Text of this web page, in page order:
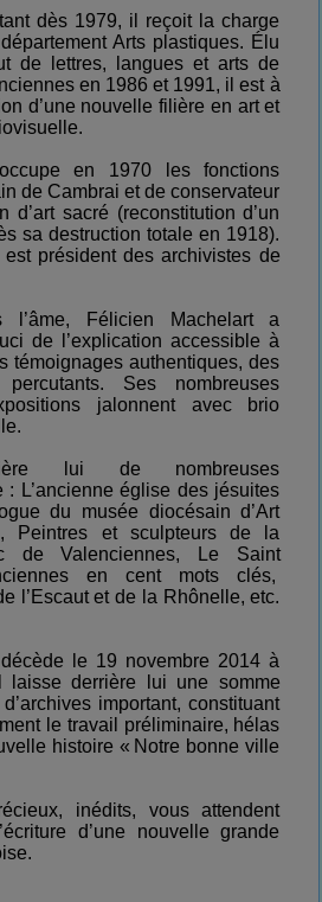
dès 1979, il reçoit la charge
Arts plastiques. Élu
de lettres, langues et arts de
en 1986 et 1991, il est à
d’une nouvelle filière en art et
en 1970 les fonctions
de Cambrai et de conservateur
d’art sacré (reconstitution d’un
sa destruction totale en 1918).
président des archivistes de
l’âme, Félicien Machelart a
de l’explication accessible à
témoignages authentiques, des
Ses nombreuses
jalonnent avec brio
lui de nombreuses
: L’ancienne église des jésuites
du musée diocésain d’Art
Peintres et sculpteurs de la
de Valenciennes, Le Saint
en cent mots clés,
l’Escaut et de la Rhônelle, etc.
le 19 novembre 2014 à
laisse derrière lui une somme
important, constituant
le travail préliminaire, hélas
histoire « Notre bonne ville
inédits, vous attendent
d’une nouvelle grande